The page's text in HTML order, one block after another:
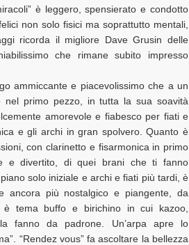
è leggero, spensierato e condotto
non solo fisici ma soprattutto mentali,
ricorda il migliore Dave Grusin delle
che rimane subito impresso
ammiccante e piacevolissimo che a un
nel primo pezzo, in tutta la sua soavità
amorevole e fiabesco per fiati e
e gli archi in gran spolvero. Quanto è
con clarinetto e fisarmonica in primo
e divertito, di quei brani che ti fanno
solo iniziale e archi e fiati più tardi, è
ancora più nostalgico e piangente, da
tema buffo e birichino in cui kazoo,
fanno da padrone. Un’arpa apre lo
“Rendez vous” fa ascoltare la bellezza